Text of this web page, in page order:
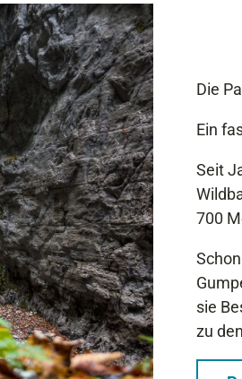
Die
Ein
Seit
700
sie
zu